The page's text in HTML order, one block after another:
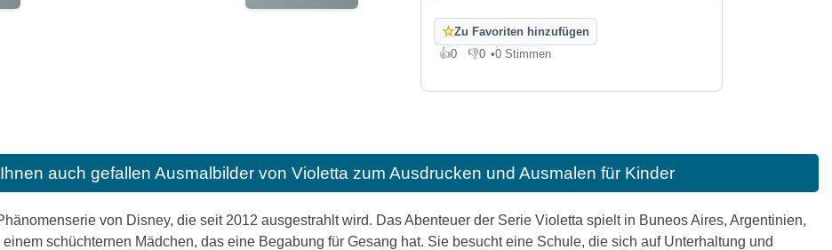
☆Zu Favoriten hinzufügen
👍0
Gefällt mir
👎0
Gefällt mir nicht
•0 Stimmen
auch gefallen Ausmalbilder von Violetta zum Ausdrucken und Ausmalen für Kinder
von Disney, die seit 2012 ausgestrahlt wird. Das Abenteuer der Serie Violetta spielt in Buneos Aires, Argentinien,
schüchternen Mädchen, das eine Begabung für Gesang hat. Sie besucht eine Schule, die sich auf Unterhaltung und